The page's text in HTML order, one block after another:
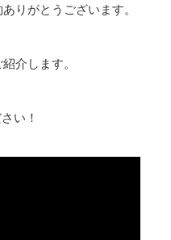
りがとうございます。
介します。
い！